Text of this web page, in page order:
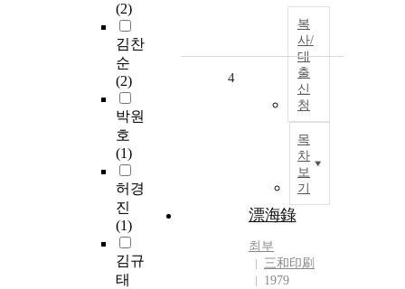
(2)
김찬
순
(2)
박원
호
(1)
허경
진
(1)
김규
태
복
사/
대
출
신
청
목
차
보
기
4
漂海錄
최부
三和印刷
1979